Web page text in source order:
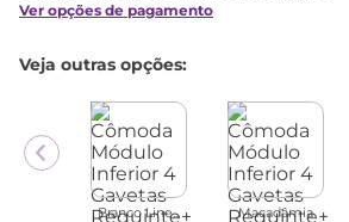
Ver opções de pagamento
Veja outras opções:
Branco Line... Macadâmia